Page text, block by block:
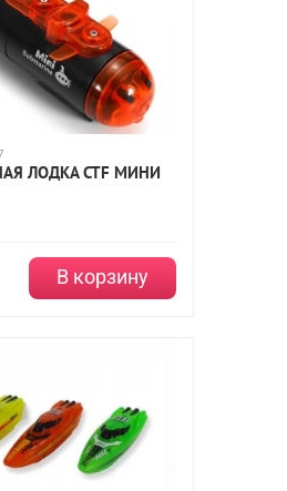
ЛОДКА CTF МИНИ
В корзину